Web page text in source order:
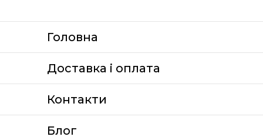
Головна
Доставка i оплата
Контакти
Блог